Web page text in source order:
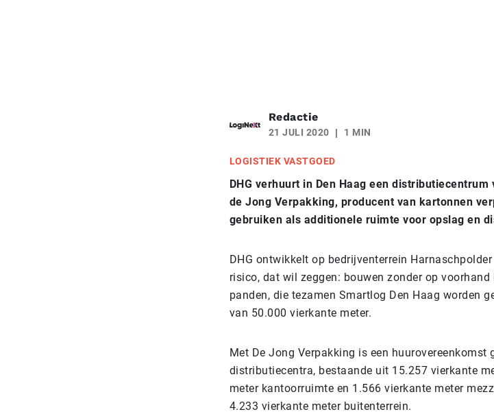
Redactie
21 JULI 2020 1 MIN
LOGISTIEK VASTGOED
DHG verhuurt in Den Haag een
de Jong Verpakking, producent van kartonnen
gebruiken als additionele ruimte voor opslag en
DHG ontwikkelt op bedrijventerrein
risico, dat wil zeggen: bouwen zonder op
panden, die tezamen Smartlog Den Haag worden
van 50.000 vierkante meter.
Met De Jong Verpakking is een huurovereenkomst
distributiecentra, bestaande uit 15.257 vierkante
meter kantoorruimte en 1.566 vierkante meter
4.233 vierkante meter buitenterrein.